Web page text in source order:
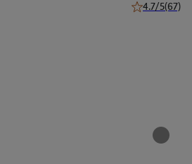
4.7/5(67)